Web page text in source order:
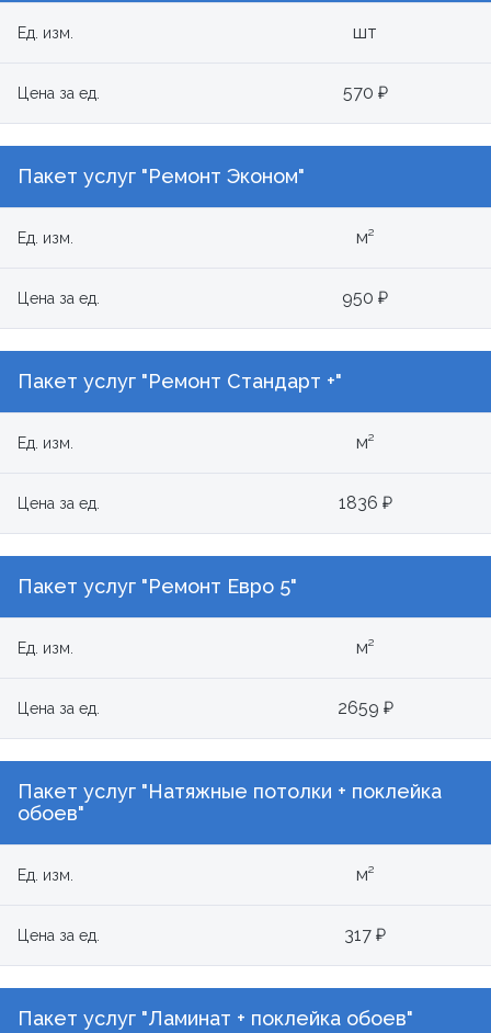
Ед. изм. шт
Цена за ед. 570 ₽
Пакет услуг "Ремонт Эконом"
Ед. изм. м²
Цена за ед. 950 ₽
Пакет услуг "Ремонт Стандарт +"
Ед. изм. м²
Цена за ед. 1836 ₽
Пакет услуг "Ремонт Евро 5"
Ед. изм. м²
Цена за ед. 2659 ₽
Пакет услуг "Натяжные потолки + поклейка
обоев"
Ед. изм. м²
Цена за ед. 317 ₽
Пакет услуг "Ламинат + поклейка обоев"